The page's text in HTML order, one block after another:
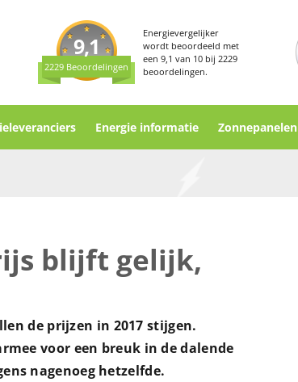
9,1
2229 Beoordelingen
Energievergelijker
wordt beoordeeld met
een9,1 van 10 bij2229
beoordelingen.
Energie informatie Zonnepanelen
blijft gelijk,
de prijzen in 2017 stijgen.
voor een breuk in de dalende
nagenoeg hetzelfde.